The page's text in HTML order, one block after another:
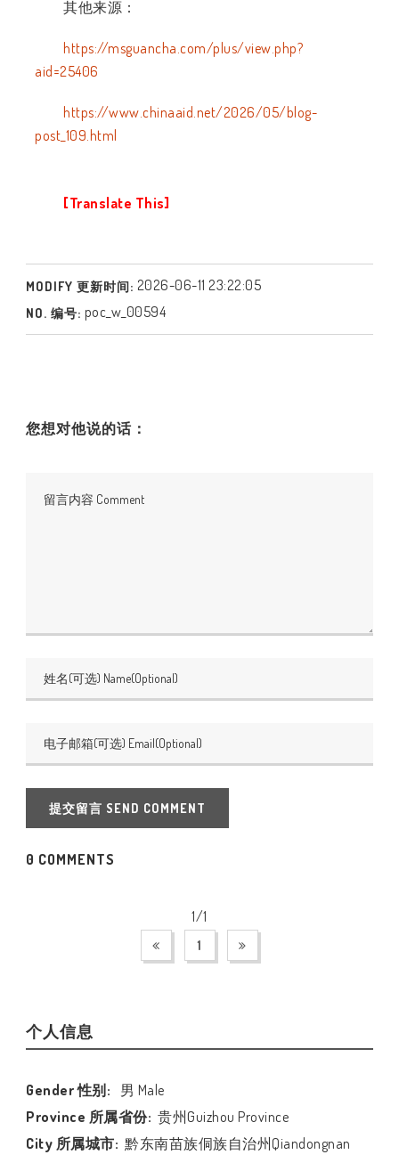
其他来源：
https://msguancha.com/plus/view.php?
aid=25406
https://www.chinaaid.net/2026/05/blog-
post_109.html
[Translate This]
MODIFY 更新时间: 2026-06-11 23:22:05
NO. 编号: poc_w_00594
您想对他说的话：
提交留言 SEND COMMENT
0 COMMENTS
1/1
1
个人信息
Gender 性别:
男 Male
Province 所属省份: 贵州Guizhou Province
City 所属城市: 黔东南苗族侗族自治州Qiandongnan